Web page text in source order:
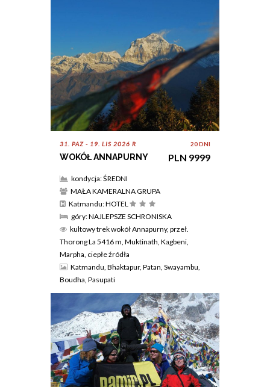
31. PAZ - 19. LIS 2026 R
WOKÓŁ ANNAPURNY
20 DNI
PLN 9999
kondycja: ŚREDNI
MAŁA KAMERALNA GRUPA
Katmandu: HOTEL
góry: NAJLEPSZE SCHRONISKA
kultowy trek wokół Annapurny, przeł.
Thorong La 5416 m, Muktinath, Kagbeni,
Marpha, ciepłe źródła
Katmandu, Bhaktapur, Patan, Swayambu,
Boudha, Pasupati